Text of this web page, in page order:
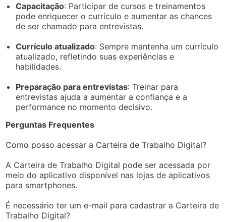
Capacitação: Participar de cursos e treinamentos
pode enriquecer o currículo e aumentar as chances
de ser chamado para entrevistas.
Currículo atualizado: Sempre mantenha um currículo
atualizado, refletindo suas experiências e
habilidades.
Preparação para entrevistas: Treinar para
entrevistas ajuda a aumentar a confiança e a
performance no momento decisivo.
Perguntas Frequentes
Como posso acessar a Carteira de Trabalho Digital?
A Carteira de Trabalho Digital pode ser acessada por
meio do aplicativo disponível nas lojas de aplicativos
para smartphones.
É necessário ter um e-mail para cadastrar a Carteira de
Trabalho Digital?